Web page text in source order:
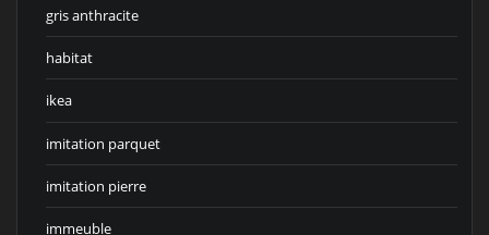
gris anthracite
habitat
ikea
imitation parquet
imitation pierre
immeuble